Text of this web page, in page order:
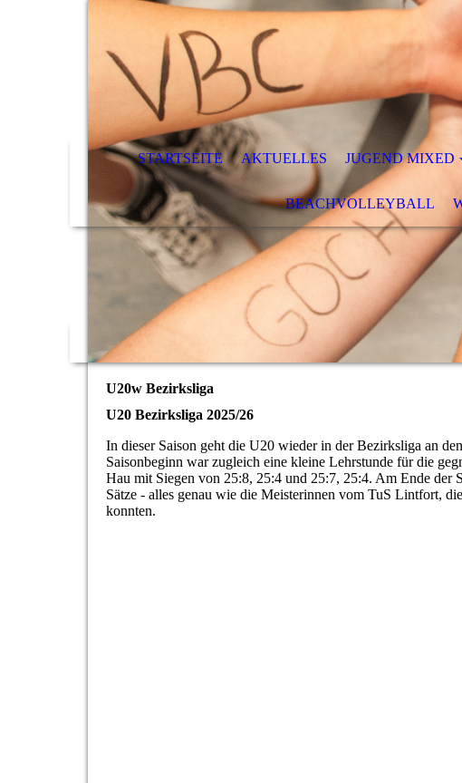
STARTSEITE AKTUELLES JUGEND MIXED
BEACHVOLLEYBALL
U20w Bezirksliga
U20 Bezirksliga 2025/26
In dieser Saison geht die U20 wieder in der Bezirksliga an
Saisonbeginn war zugleich eine kleine Lehrstunde für die
Hau mit Siegen von 25:8, 25:4 und 25:7, 25:4. Am Ende der
Sätze - alles genau wie die Meisterinnen vom TuS Lintfort,
konnten.